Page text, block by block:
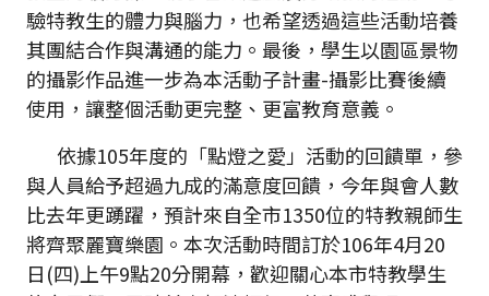
驗特教生的體力與腦力，也希望透過這些活動培養
其團結合作與溝通的能力。最後，學生以園區景物
的攝影作品進一步為本活動子計畫-攝影比賽後續
使用，讓整個活動更完整、更富教育意義。
依據105年度的「點燈之愛」活動的回饋單，參
與人員給予超過九成的滿意度回饋，今年與會人數
比去年更踴躍，預計來自全市1350位的特教親師生
將齊聚麗寶樂園。本次活動時間訂於106年4月20
日(四)上午9點20分開幕，歡迎關心本市特教學生